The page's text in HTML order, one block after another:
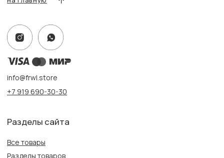
Информация
Политика конфиденциальности
Публичная оферта
ПН-ВС с 10:00 до 22:00